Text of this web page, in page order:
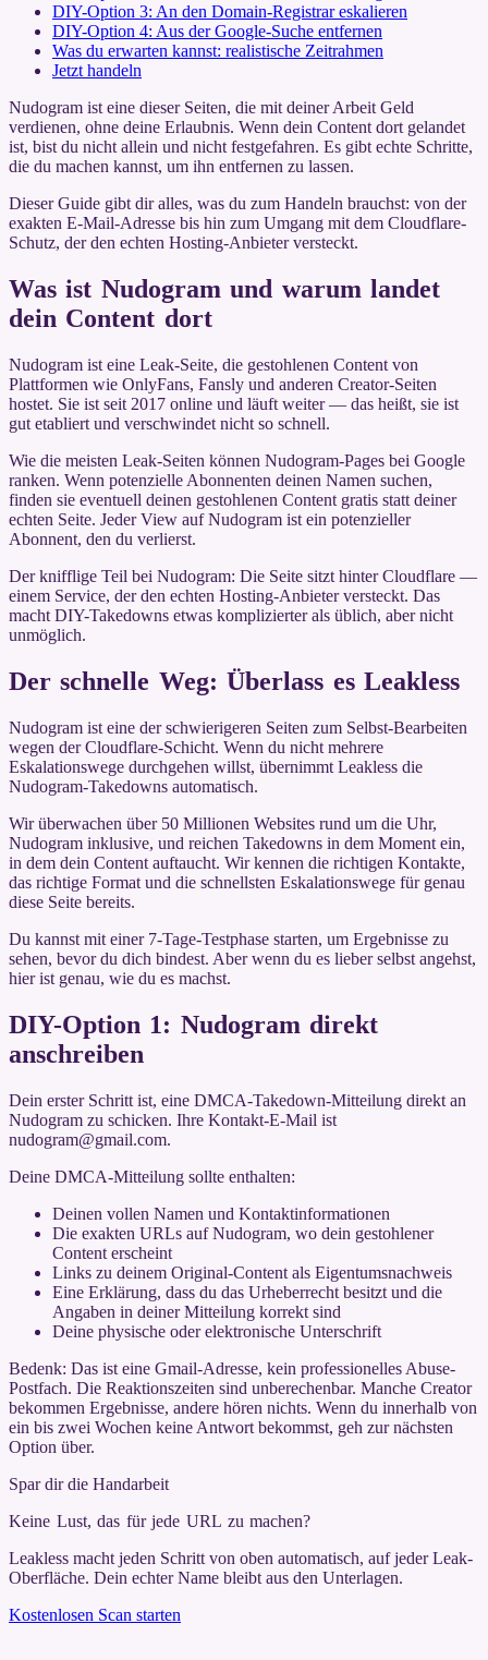
DIY-Option 3: An den Domain-Registrar eskalieren
DIY-Option 4: Aus der Google-Suche entfernen
Was du erwarten kannst: realistische Zeitrahmen
Jetzt handeln
Nudogram ist eine dieser Seiten, die mit deiner Arbeit Geld
verdienen, ohne deine Erlaubnis. Wenn dein Content dort gelandet
ist, bist du nicht allein und nicht festgefahren. Es gibt echte Schritte,
die du machen kannst, um ihn entfernen zu lassen.
Dieser Guide gibt dir alles, was du zum Handeln brauchst: von der
exakten E-Mail-Adresse bis hin zum Umgang mit dem Cloudflare-
Schutz, der den echten Hosting-Anbieter versteckt.
Was ist Nudogram und warum landet
dein Content dort
Nudogram ist eine Leak-Seite, die gestohlenen Content von
Plattformen wie OnlyFans, Fansly und anderen Creator-Seiten
hostet. Sie ist seit 2017 online und läuft weiter — das heißt, sie ist
gut etabliert und verschwindet nicht so schnell.
Wie die meisten Leak-Seiten können Nudogram-Pages bei Google
ranken. Wenn potenzielle Abonnenten deinen Namen suchen,
finden sie eventuell deinen gestohlenen Content gratis statt deiner
echten Seite. Jeder View auf Nudogram ist ein potenzieller
Abonnent, den du verlierst.
Der knifflige Teil bei Nudogram: Die Seite sitzt hinter Cloudflare —
einem Service, der den echten Hosting-Anbieter versteckt. Das
macht DIY-Takedowns etwas komplizierter als üblich, aber nicht
unmöglich.
Der schnelle Weg: Überlass es Leakless
Nudogram ist eine der schwierigeren Seiten zum Selbst-Bearbeiten
wegen der Cloudflare-Schicht. Wenn du nicht mehrere
Eskalationswege durchgehen willst, übernimmt Leakless die
Nudogram-Takedowns automatisch.
Wir überwachen über 50 Millionen Websites rund um die Uhr,
Nudogram inklusive, und reichen Takedowns in dem Moment ein,
in dem dein Content auftaucht. Wir kennen die richtigen Kontakte,
das richtige Format und die schnellsten Eskalationswege für genau
diese Seite bereits.
Du kannst mit einer 7-Tage-Testphase starten, um Ergebnisse zu
sehen, bevor du dich bindest. Aber wenn du es lieber selbst angehst,
hier ist genau, wie du es machst.
DIY-Option 1: Nudogram direkt
anschreiben
Dein erster Schritt ist, eine DMCA-Takedown-Mitteilung direkt an
Nudogram zu schicken. Ihre Kontakt-E-Mail ist
nudogram@gmail.com.
Deine DMCA-Mitteilung sollte enthalten:
Deinen vollen Namen und Kontaktinformationen
Die exakten URLs auf Nudogram, wo dein gestohlener
Content erscheint
Links zu deinem Original-Content als Eigentumsnachweis
Eine Erklärung, dass du das Urheberrecht besitzt und die
Angaben in deiner Mitteilung korrekt sind
Deine physische oder elektronische Unterschrift
Bedenk: Das ist eine Gmail-Adresse, kein professionelles Abuse-
Postfach. Die Reaktionszeiten sind unberechenbar. Manche Creator
bekommen Ergebnisse, andere hören nichts. Wenn du innerhalb von
ein bis zwei Wochen keine Antwort bekommst, geh zur nächsten
Option über.
Spar dir die Handarbeit
Keine Lust, das für jede URL zu machen?
Leakless macht jeden Schritt von oben automatisch, auf jeder Leak-
Oberfläche. Dein echter Name bleibt aus den Unterlagen.
Kostenlosen Scan starten